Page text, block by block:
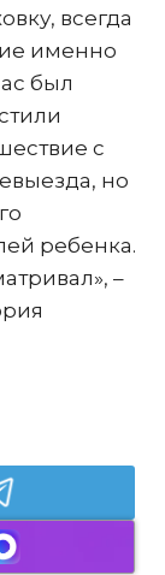
всегда
именно
был
с
но
ребенка.
–